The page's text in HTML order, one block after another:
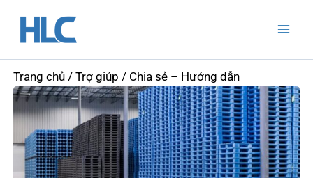
Trang chủ /Trợ giúp / Chia sẻ – Hướng dẫn
PagePagePage Page